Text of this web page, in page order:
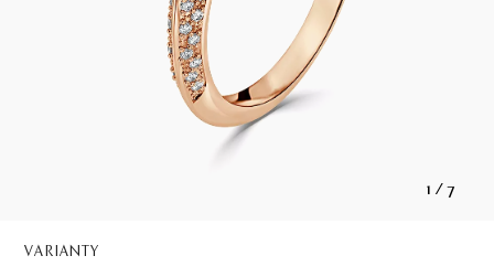
1 / 7
VARIANTY